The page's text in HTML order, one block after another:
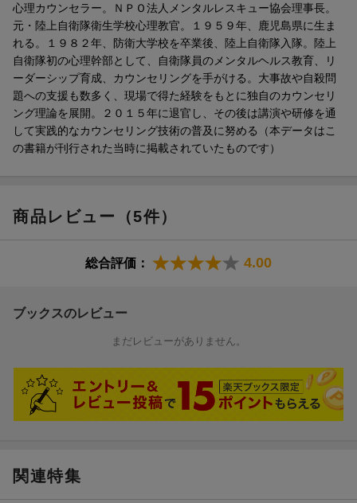
心理カウンセラー。ＮＰＯ法人メンタルレスキュー協会理事長。
元・陸上自衛隊衛生学校心理教官。１９５９年、鹿児島県に生ま
れる。１９８２年、防衛大学校を卒業後、陸上自衛隊入隊。陸上
自衛隊初の心理幹部として、自衛隊員のメンタルヘルス教育、リ
ーダーシップ育成、カウンセリングを手がける。大事故や自殺問
題への支援も数多く、現場で得た経験をもとに独自のカウンセリ
ング理論を展開。２０１５年に退官し、その後は講演や研修を通
して実践的なカウンセリング技術の普及に努める（本データはこ
の書籍が刊行された当時に掲載されていたものです）
商品レビュー（5件）
総合評価： 4.00
ブックスのレビュー
まだレビューがありません。
関連特集